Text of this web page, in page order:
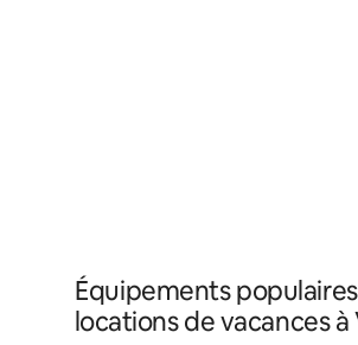
Équipements
locations de vacances à